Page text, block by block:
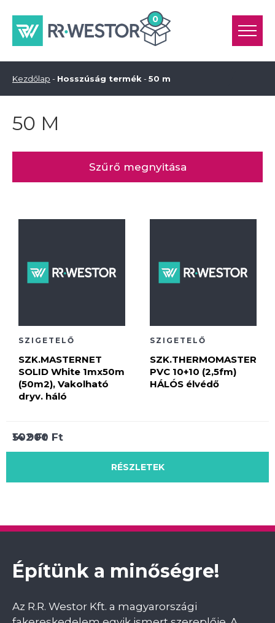
0
Kezdőlap - Hosszúság termék -50 m
50 M
Szűrő megnyitása
SZIGETELŐ
SZK.MASTERNET
SOLID White 1mx50m
(50m2), Vakolható
dryv. háló
14 900 Ft
RÉSZLETEK
SZIGETELŐ
SZK.THERMOMASTER
PVC 10+10 (2,5fm)
HÁLÓS élvédő
502Ft
RÉSZLETEK
Építünk a minőségre!
Az R.R. Westor Kft. a magyarországi